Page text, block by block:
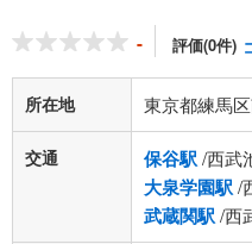
- 評価(0件)
所在地 東京都練馬
交通 保谷駅/西武
大泉学園駅/
武蔵関駅/西